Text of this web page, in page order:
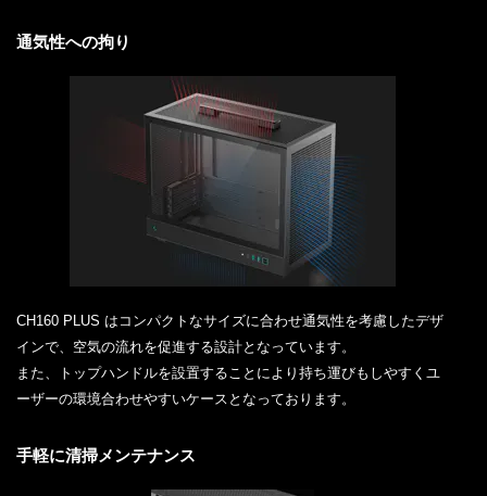
通気性への拘り
CH160 PLUS はコンパクトなサイズに合わせ通気性を考慮したデザ
インで、空気の流れを促進する設計となっています。
また、トップハンドルを設置することにより持ち運びもしやすくユ
ーザーの環境合わせやすいケースとなっております。
手軽に清掃メンテナンス